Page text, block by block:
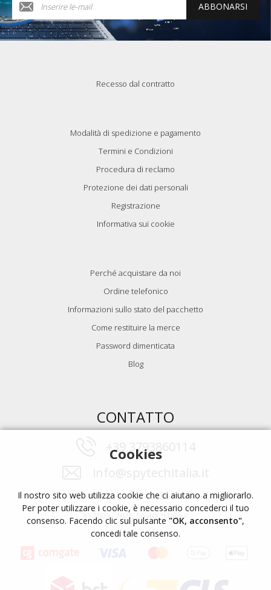
ABBONARSI
Recesso dal contratto
Modalità di spedizione e pagamento
Termini e Condizioni
Procedura di reclamo
Protezione dei dati personali
Registrazione
Informativa sui cookie
Perché acquistare da noi
Ordine telefonico
Informazioni sullo stato del pacchetto
Come restituire la merce
Password dimenticata
Blog
CONTATTO
+39 3793860114
© 2009 - 2026, Spytechitalia.it
Cookies
Il nostro sito web utilizza cookie che ci aiutano a migliorarlo.
Per poter utilizzare i cookie, è necessario concederci il tuo
consenso. Facendo clic sul pulsante "OK, acconsento",
concedi tale consenso.